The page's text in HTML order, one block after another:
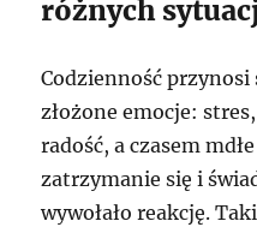
różnych
Codzienność
złożone emocje:
radość, a czasem
zatrzymanie się i
wywołało reakcję.